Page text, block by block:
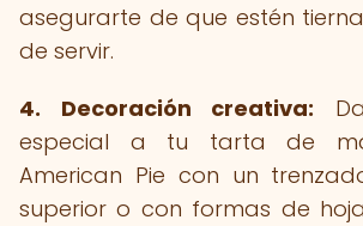
asegurarte de que estén
de servir.
4. Decoración creativa:
especial a tu tarta de
American Pie con un
superior o con formas de